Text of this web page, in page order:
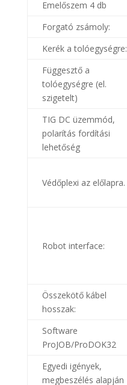
Emelőszem 4 db
Forgató zsámoly:
Kerék a tolóegységre:
Függesztő a
tolóegységre (el.
szigetelt)
TIG DC üzemmód,
polarítás fordítási
lehetőség
Védőplexi az előlapra.
Robot interface:
Összekötő kábel
hosszak:
Software
ProJOB/ProDOK32
Egyedi igények,
megbeszélés alapján